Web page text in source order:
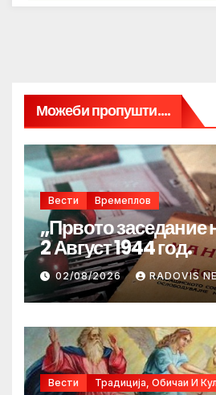
Можеби пропушти....
Вести Времеплов
„Првото
2 Август 1944 год.
02/08/2026 RADOVIS
Вести Традиција, Обичаи И